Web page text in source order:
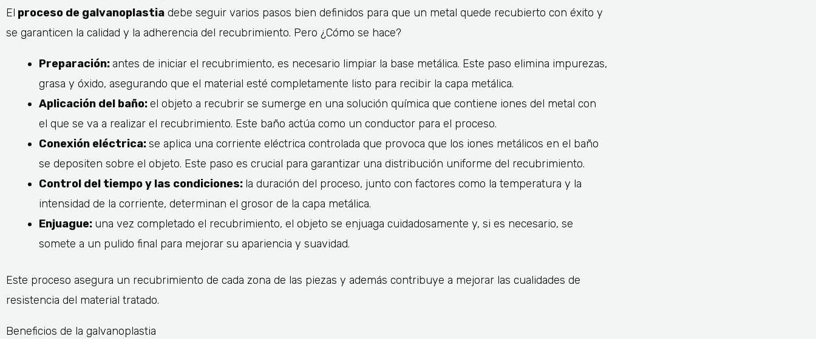
El proceso de galvanoplastia debe seguir varios pasos bien definidos para que un metal quede recubierto con éxito y
se garanticen la calidad y la adherencia del recubrimiento. Pero ¿Cómo se hace?
Preparación: antes de iniciar el recubrimiento, es necesario limpiar la base metálica. Este paso elimina impurezas,
grasa y óxido, asegurando que el material esté completamente listo para recibir la capa metálica.
Aplicación del baño:el objeto a recubrir se sumerge en una solución química que contiene iones del metal con
el que se va a realizar el recubrimiento. Este baño actúa como un conductor para el proceso.
Conexión eléctrica:se aplica una corriente eléctrica controlada que provoca que los iones metálicos en el baño
se depositen sobre el objeto. Este paso es crucial para garantizar una distribución uniforme del recubrimiento.
Control del tiempo y las condiciones: la duración del proceso, junto con factores como la temperatura y la
intensidad de la corriente, determinan el grosor de la capa metálica.
Enjuague: una vez completado el recubrimiento, el objeto se enjuaga cuidadosamente y, si es necesario, se
somete a un pulido final para mejorar su apariencia y suavidad.
Este proceso asegura un recubrimiento de cada zona de las piezas y además contribuye a mejorar las cualidades de
resistencia del material tratado.
Beneficios de la galvanoplastia